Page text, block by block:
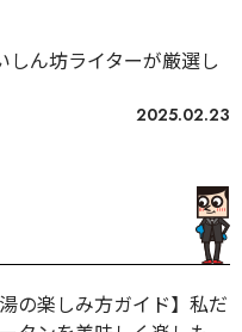
しん坊ライターが厳選し
2025.02.23
湯の楽しみ方ガイド】私だ